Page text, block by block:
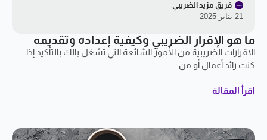
فريق مزيد الضريبي
21 يناير 2025
ما هو الإقرار الضريبي وكيفية إعداده وتقديمه
الاقرارات الضريبية من الأمور الشائعة التي تشغل بالك بالتأكيد إذا
كنت رائد أعمال أو من
اقرأ المقالة